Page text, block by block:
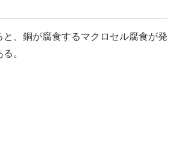
と、銅が腐食するマクロセル腐食が発
。